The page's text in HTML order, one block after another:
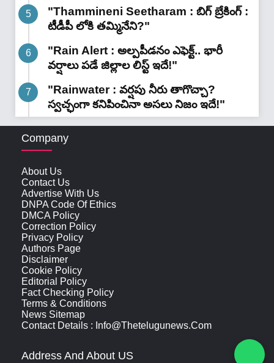
"Thammineni Seetharam : బిగ్ బ్రేకింగ్ :
టీడీపీ లోకి తమ్మినేని?"
"Rain Alert : అల్పపీడనం ఎఫెక్ట్.. భారీ
వర్షాలు పడే జిల్లాల లిస్ట్ ఇదే!"
"Rainwater : వర్షపు నీరు తాగొచ్చా?
స్వచ్ఛంగా కనిపించినా అసలు నిజం ఇదే!"
Company
About Us
Contact Us
Advertise With Us
DNPA Code Of Ethics
DMCA Policy
Correction Policy
Privacy Policy
Authors Page
Disclaimer
Cookie Policy
Editorial Policy
Fact Checking Policy
Terms & Conditions
News Sitemap
Contact Details : Info@thetelugunews.com
Address And About US